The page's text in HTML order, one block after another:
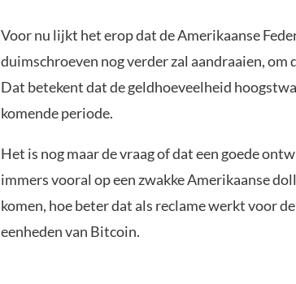
Voor nu lijkt het erop dat de Amerikaanse
duimschroeven nog verder zal aandraaien, om
Dat betekent dat de geldhoeveelheid
komende periode.
Het is nog maar de vraag of dat een goede
immers vooral op een zwakke Amerikaanse
komen, hoe beter dat als reclame werkt voor
eenheden van Bitcoin.